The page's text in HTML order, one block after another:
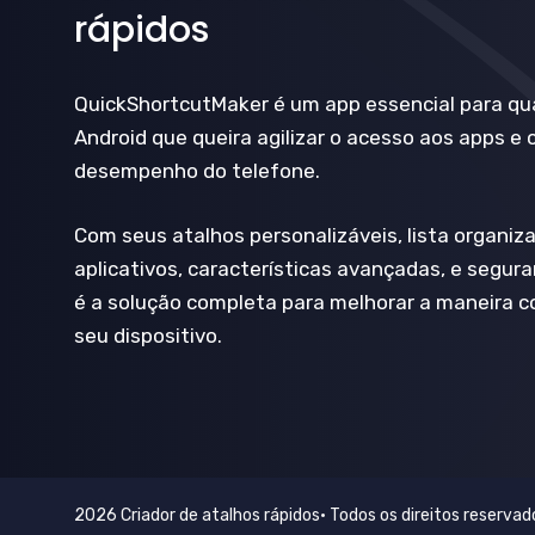
rápidos
QuickShortcutMaker é um app essencial para
Android que queira agilizar o acesso aos apps e
desempenho do telefone.
Com seus atalhos personalizáveis, lista
aplicativos, características avançadas, e
é a solução completa para melhorar a maneira
seu dispositivo.
2026 Criador de atalhos rápidos• Todos os direitos